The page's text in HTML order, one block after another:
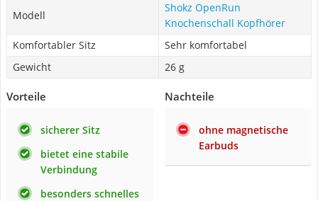
Modell
Shokz OpenRun
Knochenschall Kopfhörer
Komfortabler Sitz
Sehr komfortabel
Gewicht
26 g
Vorteile
sicherer Sitz
bietet eine stabile
Verbindung
besonders schnelles
Nachteile
ohne magnetische
Earbuds